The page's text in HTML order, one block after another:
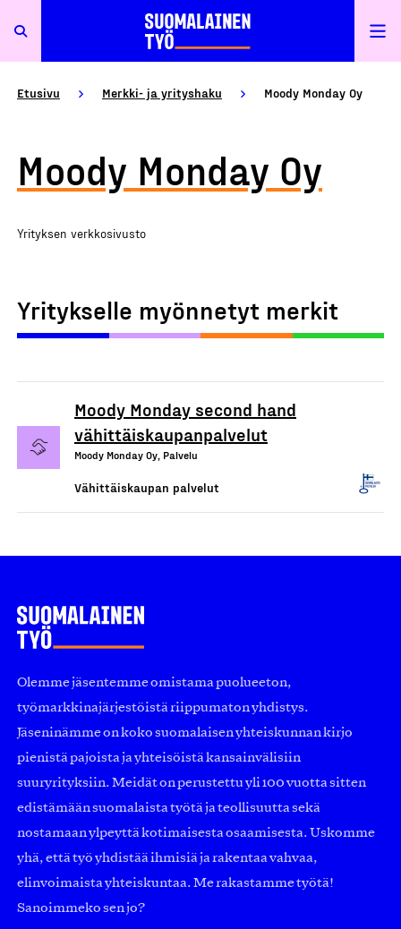
Etusivu Merkki- ja yrityshaku Moody Monday Oy
Moody Monday Oy
Yrityksen verkkosivusto
Yritykselle myönnetyt merkit
Moody Monday second hand
vähittäiskaupanpalvelut
Moody Monday Oy, Palvelu
Vähittäiskaupan palvelut
Olemme jäsentemme omistama puolueeton,
työmarkkinajärjestöistä riippumaton yhdistys.
Jäseninämme on koko suomalaisen yhteiskunnan kirjo
pienistä pajoista ja yhteisöistä kansainvälisiin
suuryrityksiin. Meidät on perustettu yli 100 vuotta sitten
edistämään suomalaista työtä ja teollisuutta sekä
nostamaan ylpeyttä kotimaisesta osaamisesta. Uskomme
yhä, että työ yhdistää ihmisiä ja rakentaa vahvaa,
elinvoimaista yhteiskuntaa. Me rakastamme työtä!
Sanoimmeko sen jo?